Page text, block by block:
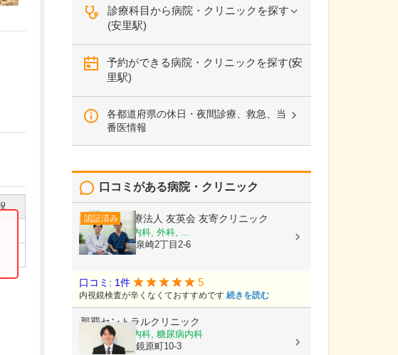
診療科目から病院・クリニックを探す
(安里駅)
予約ができる病院・クリニックを探す(安
里駅)
各都道府県の休日・夜間診療、救急、当
番医情報
口コミがある病院・クリニック
認証済み 医療法人 友英会 友寄クリニック
内科, 消化器内科, 外科, ...
沖縄県那覇市泉崎2丁目2-6
口コミ: 1件 5
内視鏡検査が辛くなくておすすめです 続きを読む
那覇セントラルクリニック
内科, 脳神経内科, 糖尿病内科
沖縄県那覇市鏡原町10-3